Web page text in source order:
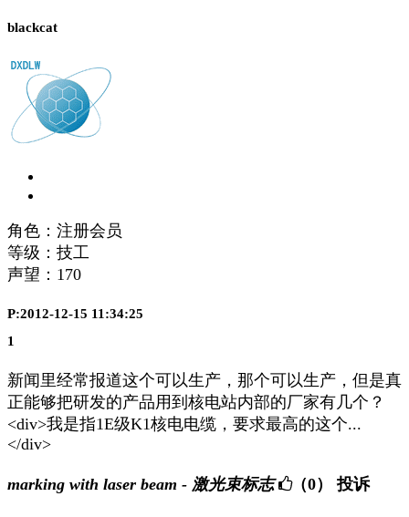
blackcat
角色：注册会员
等级：技工
声望： 170
P:2012-12-15 11:34:25
1
新闻里经常报道这个可以生产，那个可以生产，但是真
正能够把研发的产品用到核电站内部的厂家有几个？
<div>我是指1E级K1核电电缆，要求最高的这个...
</div>
marking with laser beam - 激光束标志 （0） 投诉